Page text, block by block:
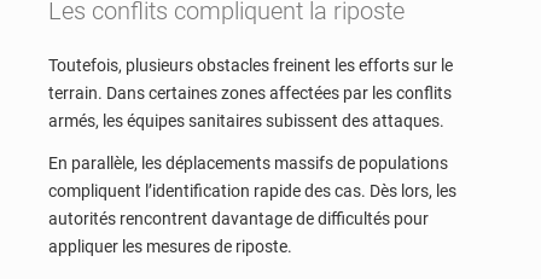
Les conflits compliquent la riposte
Toutefois, plusieurs obstacles freinent les efforts sur le
terrain. Dans certaines zones affectées par les conflits
armés, les équipes sanitaires subissent des attaques.
En parallèle, les déplacements massifs de populations
compliquent l’identification rapide des cas. Dès lors, les
autorités rencontrent davantage de difficultés pour
appliquer les mesures de riposte.